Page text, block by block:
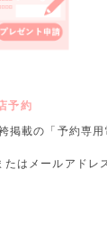
予約
掲載の「予約専用
はメールアドレ